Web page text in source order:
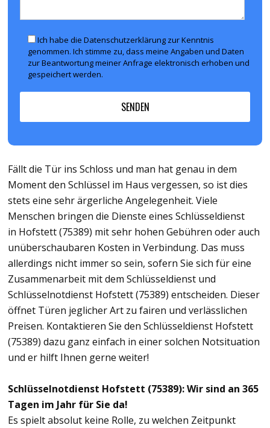
Ich habe die Datenschutzerklärung zur Kenntnis
genommen. Ich stimme zu, dass meine Angaben und Daten
zur Beantwortung meiner Anfrage elektronisch erhoben und
gespeichert werden.
Fällt die Tür ins Schloss und man hat genau in dem
Moment den Schlüssel im Haus vergessen, so ist dies
stets eine sehr ärgerliche Angelegenheit. Viele
Menschen bringen die Dienste eines Schlüsseldienst
in Hofstett (75389) mit sehr hohen Gebühren oder auch
unüberschaubaren Kosten in Verbindung. Das muss
allerdings nicht immer so sein, sofern Sie sich für eine
Zusammenarbeit mit dem Schlüsseldienst und
Schlüsselnotdienst Hofstett (75389) entscheiden. Dieser
öffnet Türen jeglicher Art zu fairen und verlässlichen
Preisen. Kontaktieren Sie den Schlüsseldienst Hofstett
(75389) dazu ganz einfach in einer solchen Notsituation
und er hilft Ihnen gerne weiter!
Schlüsselnotdienst Hofstett (75389): Wir sind an 365
Tagen im Jahr für Sie da!
Es spielt absolut keine Rolle, zu welchen Zeitpunkt